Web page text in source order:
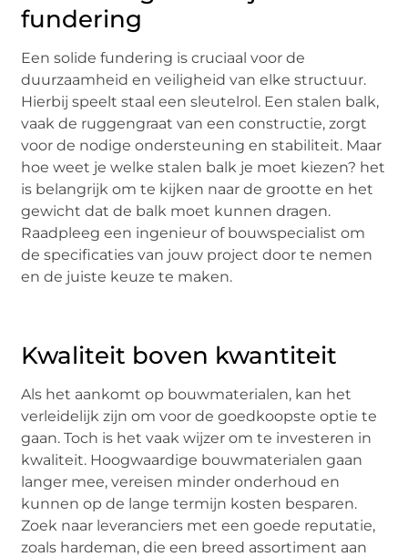
fundering
Een solide fundering is cruciaal voor de
duurzaamheid en veiligheid van elke structuur.
Hierbij speelt staal een sleutelrol. Een stalen balk,
vaak de ruggengraat van een constructie, zorgt
voor de nodige ondersteuning en stabiliteit. Maar
hoe weet je welke stalen balk je moet kiezen? het
is belangrijk om te kijken naar de grootte en het
gewicht dat de balk moet kunnen dragen.
Raadpleeg een ingenieur of bouwspecialist om
de specificaties van jouw project door te nemen
en de juiste keuze te maken.
Kwaliteit boven kwantiteit
Als het aankomt op bouwmaterialen, kan het
verleidelijk zijn om voor de goedkoopste optie te
gaan. Toch is het vaak wijzer om te investeren in
kwaliteit. Hoogwaardige bouwmaterialen gaan
langer mee, vereisen minder onderhoud en
kunnen op de lange termijn kosten besparen.
Zoek naar leveranciers met een goede reputatie,
zoals hardeman, die een breed assortiment aan